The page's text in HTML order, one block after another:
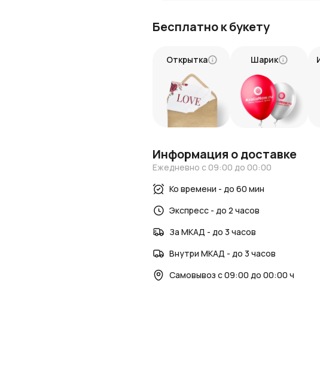
Доставка цветов удобна и
Новости AzaliaNow
Блог о цветах и флористике
Букет «Зафира» — это дыхание
он станет теплым напоминанием о
Бесплатно к букету
Открытка Шарик
Информация о доставке
Ежедневно с 09:00 до 00:00
Ко времени - до 60 мин
Экспресс - до 2 часов
За МКАД - до 3 часов
Внутри МКАД - до 3 часов
Самовывоз с 09:00 до 00:00 ч